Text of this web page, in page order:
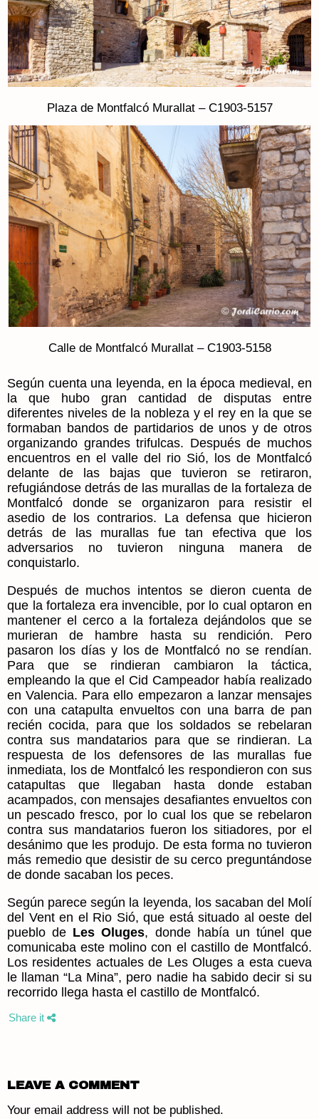
Plaza de Montfalcó Murallat – C1903-5157
Calle de Montfalcó Murallat – C1903-5158
Según cuenta una leyenda, en la época medieval, en
la que hubo gran cantidad de disputas entre
diferentes niveles de la nobleza y el rey en la que se
formaban bandos de partidarios de unos y de otros
organizando grandes trifulcas. Después de muchos
encuentros en el valle del rio Sió, los de Montfalcó
delante de las bajas que tuvieron se retiraron,
refugiándose detrás de las murallas de la fortaleza de
Montfalcó donde se organizaron para resistir el
asedio de los contrarios. La defensa que hicieron
detrás de las murallas fue tan efectiva que los
adversarios no tuvieron ninguna manera de
conquistarlo.
Después de muchos intentos se dieron cuenta de
que la fortaleza era invencible, por lo cual optaron en
mantener el cerco a la fortaleza dejándolos que se
murieran de hambre hasta su rendición. Pero
pasaron los días y los de Montfalcó no se rendían.
Para que se rindieran cambiaron la táctica,
empleando la que el Cid Campeador había realizado
en Valencia. Para ello empezaron a lanzar mensajes
con una catapulta envueltos con una barra de pan
recién cocida, para que los soldados se rebelaran
contra sus mandatarios para que se rindieran. La
respuesta de los defensores de las murallas fue
inmediata, los de Montfalcó les respondieron con sus
catapultas que llegaban hasta donde estaban
acampados, con mensajes desafiantes envueltos con
un pescado fresco, por lo cual los que se rebelaron
contra sus mandatarios fueron los sitiadores, por el
desánimo que les produjo. De esta forma no tuvieron
más remedio que desistir de su cerco preguntándose
de donde sacaban los peces.
Según parece según la leyenda, los sacaban del Molí
del Vent en el Rio Sió, que está situado al oeste del
pueblo de Les Oluges, donde había un túnel que
comunicaba este molino con el castillo de Montfalcó.
Los residentes actuales de Les Oluges a esta cueva
le llaman “La Mina”, pero nadie ha sabido decir si su
recorrido llega hasta el castillo de Montfalcó.
Share it
LEAVE A COMMENT
Your email address will not be published.